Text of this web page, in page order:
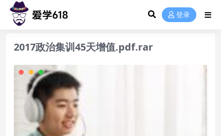
登录
2017政治集训45天增值.pdf.rar